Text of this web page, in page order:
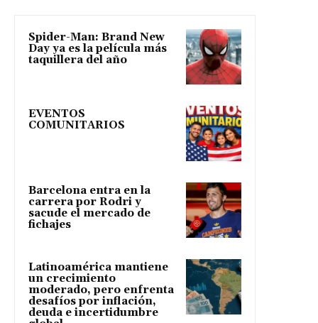
Spider-Man: Brand New
Day ya es la película más
taquillera del año
EVENTOS
COMUNITARIOS
Barcelona entra en la
carrera por Rodri y
sacude el mercado de
fichajes
Latinoamérica mantiene
un crecimiento
moderado, pero enfrenta
desafíos por inflación,
deuda e incertidumbre